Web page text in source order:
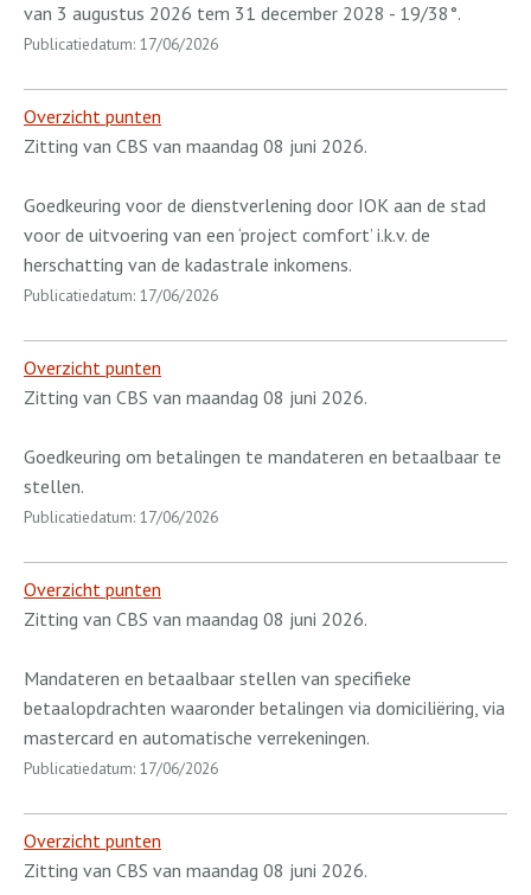
van 3 augustus 2026 tem 31 december 2028 - 19/38°.
Publicatiedatum: 17/06/2026
Overzicht punten
Zitting van CBS van maandag 08 juni 2026.
Goedkeuring voor de dienstverlening door IOK aan de stad
voor de uitvoering van een ‘project comfort’ i.k.v. de
herschatting van de kadastrale inkomens.
Publicatiedatum: 17/06/2026
Overzicht punten
Zitting van CBS van maandag 08 juni 2026.
Goedkeuring om betalingen te mandateren en betaalbaar te
stellen.
Publicatiedatum: 17/06/2026
Overzicht punten
Zitting van CBS van maandag 08 juni 2026.
Mandateren en betaalbaar stellen van specifieke
betaalopdrachten waaronder betalingen via domiciliëring, via
mastercard en automatische verrekeningen.
Publicatiedatum: 17/06/2026
Overzicht punten
Zitting van CBS van maandag 08 juni 2026.